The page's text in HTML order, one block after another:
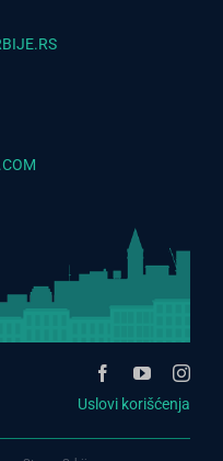
Uslovi korišćenja